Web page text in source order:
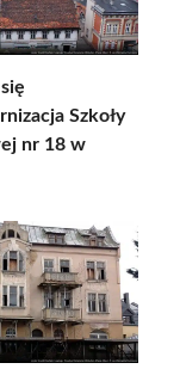
Szkoły
nr 18 w